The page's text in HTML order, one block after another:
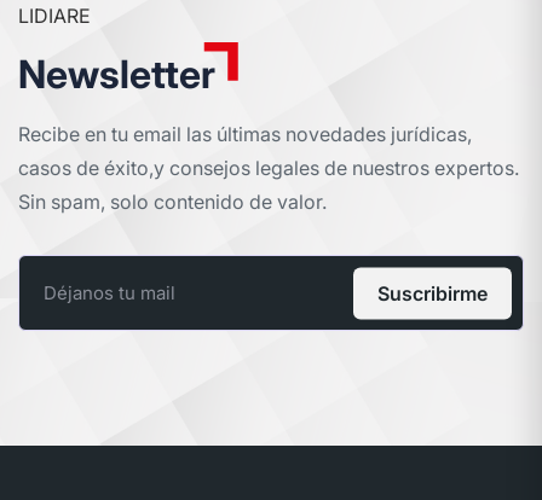
LIDIARE
Newsletter
Recibe en tu email las últimas novedades jurídicas,
casos de éxito,y consejos legales de nuestros expertos.
Sin spam, solo contenido de valor.
Suscribirme